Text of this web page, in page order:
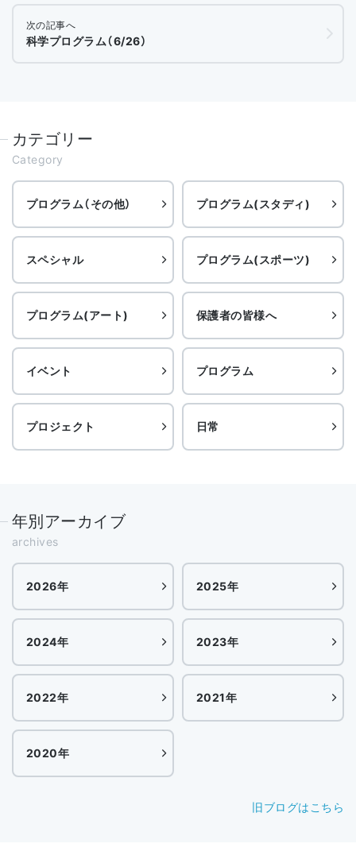
次の記事へ
科学プログラム（6/26）
カテゴリー
Category
プログラム（その他） プログラム(スタディ)
スペシャル プログラム(スポーツ)
プログラム(アート) 保護者の皆様へ
イベント プログラム
プロジェクト 日常
年別アーカイブ
archives
2026年 2025年
2024年 2023年
2022年 2021年
2020年
旧ブログはこちら